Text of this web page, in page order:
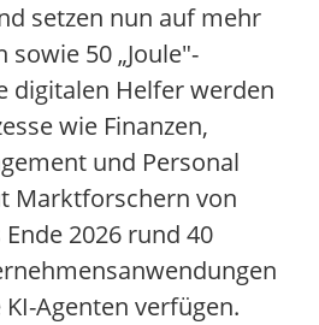
setzen nun auf mehr
sowie 50 „Joule"-
digitalen Helfer werden
wie Finanzen,
und Personal
Marktforschern von
2026 rund 40
Agenten verfügen.